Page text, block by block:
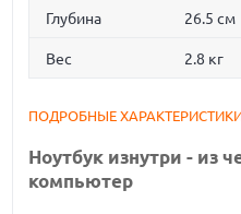
Глубина 26.5 см
Вес 2.8 кг
ПОДРОБНЫЕ
Ноутбук изнутри - из
компьютер